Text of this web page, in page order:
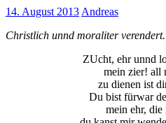
14. August 2013 Andreas
Christlich unnd moraliter verendert.
ZUcht, ehr unnd
mein zier! all
zu dienen ist
Du bist fürwar
mein ehr, die